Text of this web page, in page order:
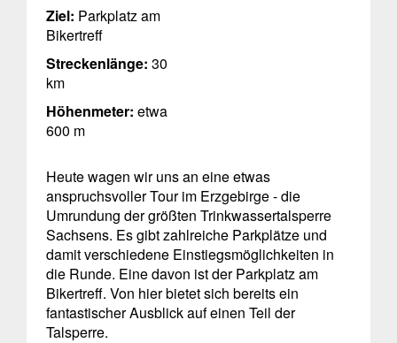
Ziel: Parkplatz am
Bikertreff
Streckenlänge: 30
km
Höhenmeter: etwa
600 m
Heute wagen wir uns an eine etwas
anspruchsvoller Tour im Erzgebirge - die
Umrundung der größten Trinkwassertalsperre
Sachsens. Es gibt zahlreiche Parkplätze und
damit verschiedene Einstiegsmöglichkeiten in
die Runde. Eine davon ist der Parkplatz am
Bikertreff. Von hier bietet sich bereits ein
fantastischer Ausblick auf einen Teil der
Talsperre.